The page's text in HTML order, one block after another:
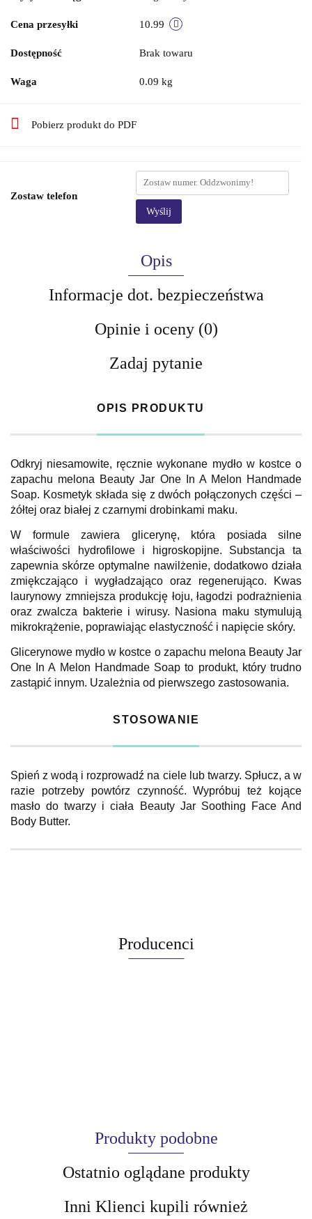
Cena przesyłki 10.99
Dostępność Brak towaru
Waga 0.09 kg
Pobierz produkt do PDF
Zostaw telefon
Wyślij
Opis
Informacje dot. bezpieczeństwa
Opinie i oceny (0)
Zadaj pytanie
OPIS PRODUKTU
Odkryj niesamowite, ręcznie wykonane mydło w kostce o
zapachu melona Beauty Jar One In A Melon Handmade
Soap. Kosmetyk składa się z dwóch połączonych części –
żółtej oraz białej z czarnymi drobinkami maku.
W formule zawiera glicerynę, która posiada silne
właściwości hydrofilowe i higroskopijne. Substancja ta
zapewnia skórze optymalne nawilżenie, dodatkowo działa
zmiękczająco i wygładzająco oraz regenerująco. Kwas
laurynowy zmniejsza produkcję łoju, łagodzi podrażnienia
oraz zwalcza bakterie i wirusy. Nasiona maku stymulują
mikrokrążenie, poprawiając elastyczność i napięcie skóry.
Glicerynowe mydło w kostce o zapachu melona Beauty Jar
One In A Melon Handmade Soap to produkt, który trudno
zastąpić innym. Uzależnia od pierwszego zastosowania.
STOSOWANIE
Spień z wodą i rozprowadź na ciele lub twarzy. Spłucz, a w
razie potrzeby powtórz czynność. Wypróbuj też kojące
masło do twarzy i ciała Beauty Jar Soothing Face And
Body Butter.
Producenci
Produkty podobne
Ostatnio oglądane produkty
Inni Klienci kupili również